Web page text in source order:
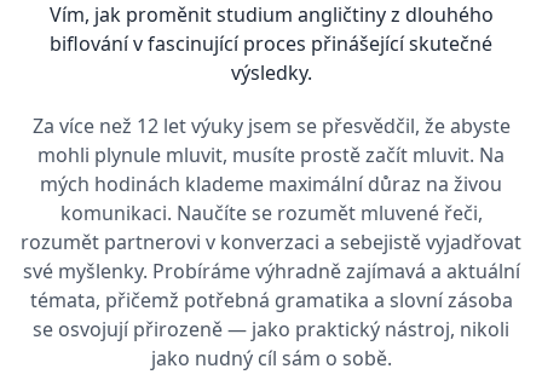
Vím, jak proměnit studium angličtiny z dlouhého
biflování v fascinující proces přinášející skutečné
výsledky.
Za více než 12 let výuky jsem se přesvědčil, že abyste
mohli plynule mluvit, musíte prostě začít mluvit. Na
mých hodinách klademe maximální důraz na živou
komunikaci. Naučíte se rozumět mluvené řeči,
rozumět partnerovi v konverzaci a sebejistě vyjadřovat
své myšlenky. Probíráme výhradně zajímavá a aktuální
témata, přičemž potřebná gramatika a slovní zásoba
se osvojují přirozeně — jako praktický nástroj, nikoli
jako nudný cíl sám o sobě.